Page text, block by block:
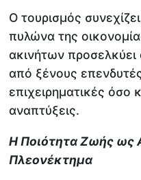
Ο τουρισμός
πυλώνα της
ακινήτων
από ξένους
επιχειρηματικές όσο
αναπτύξεις.
Η Ποιότητα Ζωής ως
Πλεονέκτημα